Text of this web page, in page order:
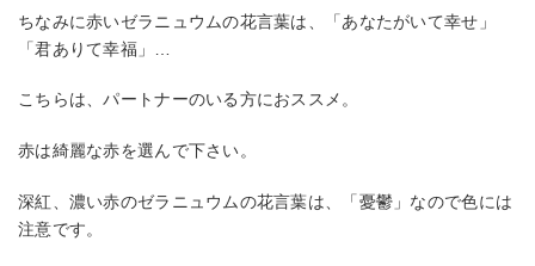
ちなみに赤いゼラニュウムの花言葉は、「あなたがいて幸せ」
「君ありて幸福」…
こちらは、パートナーのいる方におススメ。
赤は綺麗な赤を選んで下さい。
深紅、濃い赤のゼラニュウムの花言葉は、「憂鬱」なので色には
注意です。